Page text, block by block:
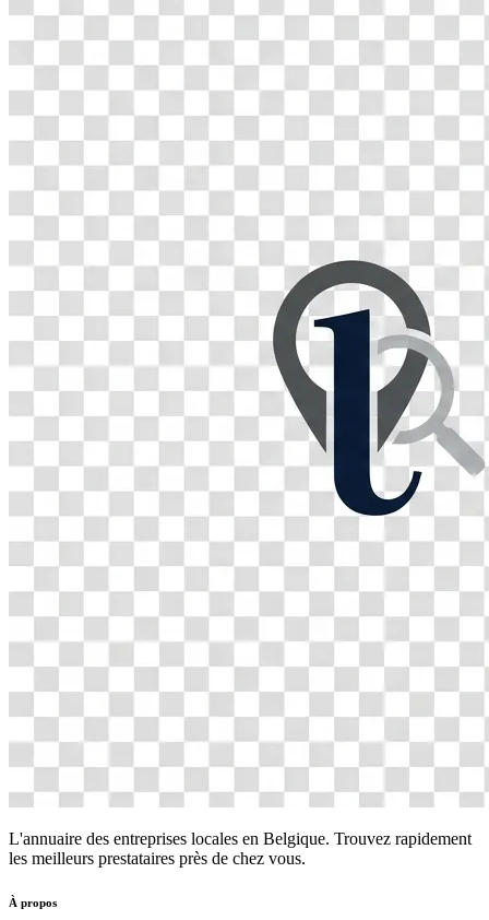
L'annuaire des entreprises locales en Belgique. Trouvez rapidement
les meilleurs prestataires près de chez vous.
À propos